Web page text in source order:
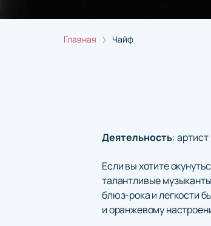
Главная Чайф
Деятельность:артист
Если вы хотите
талантливые
блюз-рока и легкости
и оранжевому